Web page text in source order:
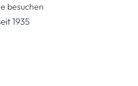
besuchen
1935